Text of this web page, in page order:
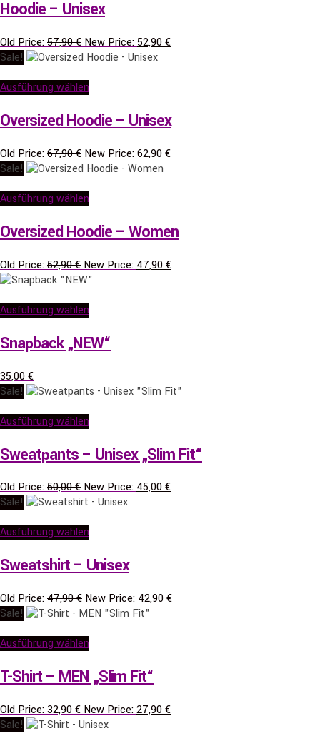
Hoodie – Unisex
Old Price:57,90€ Ursprünglicher
Preis
57,90 €
New Price:52,90€Aktueller
Sale!
Ausführung wählen
Oversized Hoodie – Unisex
Old Price:67,90€ Ursprünglicher
Preis
67,90 €
New Price:62,90€Aktueller
Sale!
Ausführung wählen
Oversized Hoodie – Women
Old Price:52,90€ Ursprünglicher
Preis
52,90 €
New Price: 47,90€Aktueller
Ausführung wählen
Snapback „NEW“
35,00€
Sale!
Ausführung wählen
Sweatpants – Unisex „Slim Fit“
Old Price:50,00€ Ursprünglicher
Preis
50,00 €
New Price:45,00€Aktueller
Sale!
Ausführung wählen
Sweatshirt – Unisex
Old Price:47,90€ Ursprünglicher
Preis
47,90 €
New Price:42,90€Aktueller
Sale!
Ausführung wählen
T-Shirt – MEN „Slim Fit“
Old Price:32,90€ Ursprünglicher
Preis
New Price:27,90€Aktueller
Sale!